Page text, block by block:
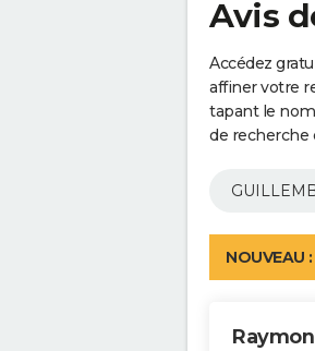
Avis
Accédez
affiner votre
tapant le
de recherche
NOUVEAU :